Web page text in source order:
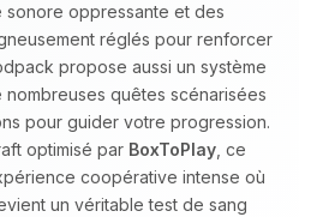
sonore oppressante et des
réglés pour renforcer
propose aussi un système
quêtes scénarisées
pour guider votre progression.
optimisé par BoxToPlay , ce
coopérative intense où
un véritable test de sang